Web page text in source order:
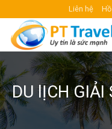
content
Liên hệ
DU lỊCH GIẢI